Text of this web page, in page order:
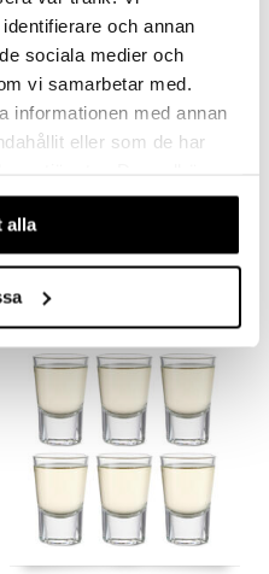
och annan
sociala medier och
vi samarbetar med.
informationen med annan
eller som de har
av vår webbplats.
alla
166 kr